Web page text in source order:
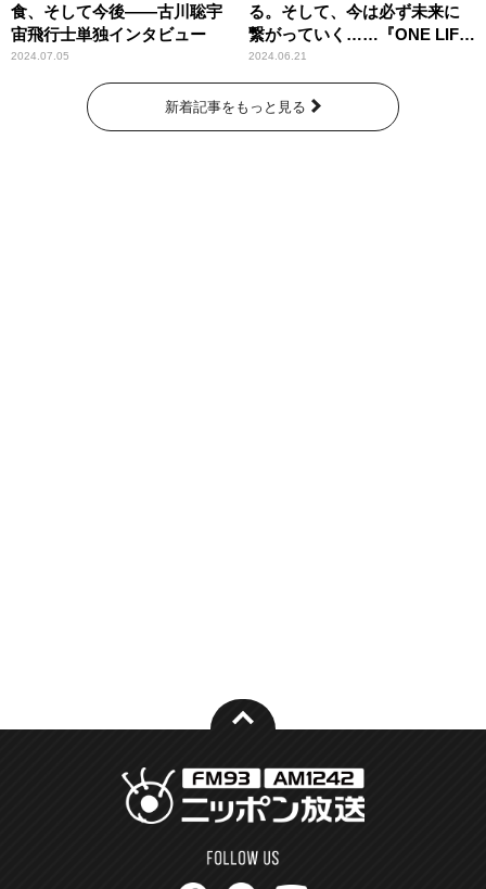
食、そして今後――古川聡宇
宙飛行士単独インタビュー
2024.07.05
る。そして、今は必ず未来に
繋がっていく……『ONE LIFE
奇跡が繋いだ6000の命』
2024.06.21
新着記事をもっと見る